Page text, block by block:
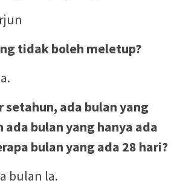
tidak boleh meletup?
setahun, ada bulan yang
ada bulan yang hanya ada
bulan yang ada 28 hari?
bulan la.